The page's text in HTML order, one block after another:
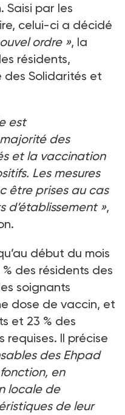
Saisi par les
celui-ci a décidé
ordre », la
résidents,
des Solidarités et
est
des
et la vaccination
Les mesures
être prises au cas
d’établissement »,
début du mois
% des résidents des
soignants
dose de vaccin, et
et 23 % des
requises. Il précise
des Ehpad
en
locale de
de leur